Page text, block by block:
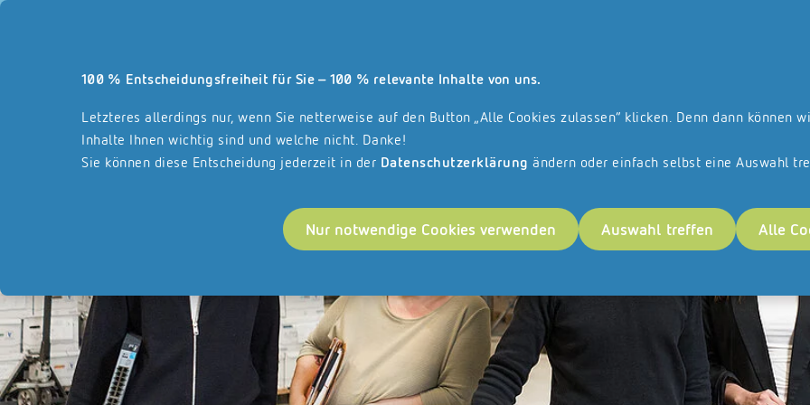
100 % Entscheidungsfreiheit für Sie – 100 % relevante Inhalte von uns.
Letzteres allerdings nur, wenn Sie netterweise auf den Button „Alle Cookies zulassen“ klicken. Denn dann können
Inhalte Ihnen wichtig sind und welche nicht. Danke!
Sie können diese Entscheidung jederzeit in der Datenschutzerklärung ändern oder einfach selbst eine Auswahl
Alle
Auswahl treffen
Nur notwendige Cookies verwenden
Startseite
Leistungsbereiche Über REISSWOLF Franchise Referenzen Veranstaltungen Karriere